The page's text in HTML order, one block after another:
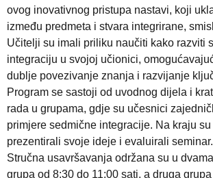
ovog inovativnog pristupa nastavi, koji
između predmeta i stvara integrirane,
Učitelji su imali priliku naučiti kako razviti
integraciju u svojoj učionici,
dublje povezivanje znanja i razvijanje
Program se sastoji od uvodnog dijela i
rada u grupama, gdje su učesnici
primjere sedmične integracije. Na kraju
prezentirali svoje ideje i evaluirali seminar.
Stručna usavršavanja održana su u
grupa od 8:30 do 11:00 sati, a druga